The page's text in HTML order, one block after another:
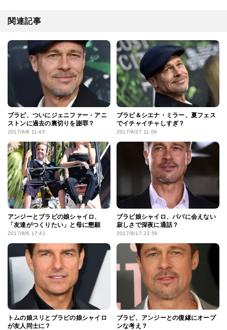
関連記事
ブラピ、ついにジェニファー・アニ
ストンに過去の裏切りを謝罪？
2017/6/8 11:45
ブラピ＆シエナ・ミラー、夏フェス
でイチャイチャしすぎ？
2017/6/27 11:06
アンジーとブラピの娘シャイロ、
「友達がつくりたい」と母に懇願
2017/8/6 17:41
ブラピ娘シャイロ、パパに会えない
寂しさで深夜に通話？
2017/8/17 23:58
トムの娘スリとブラピの娘シャイロ
が友人同士に？
ブラピ、アンジーとの復縁にオープ
ンな考え？